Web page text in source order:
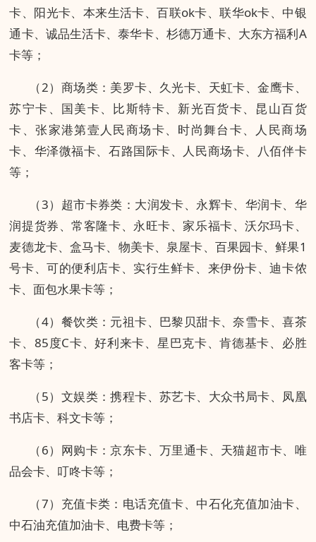
卡、阳光卡、本来生活卡、百联ok卡、联华ok卡、中银
通卡、诚品生活卡、泰华卡、杉德万通卡、大东方福利A
卡等；
（2）商场类：美罗卡、久光卡、天虹卡、金鹰卡、
苏宁卡、国美卡、比斯特卡、新光百货卡、昆山百货
卡、张家港第壹人民商场卡、时尚舞台卡、人民商场
卡、华泽微福卡、石路国际卡、人民商场卡、八佰伴卡
等；
（3）超市卡券类：大润发卡、永辉卡、华润卡、华
润提货券、常客隆卡、永旺卡、家乐福卡、沃尔玛卡、
麦德龙卡、盒马卡、物美卡、泉屋卡、百果园卡、鲜果1
号卡、可的便利店卡、实行生鲜卡、来伊份卡、迪卡侬
卡、面包水果卡等；
（4）餐饮类：元祖卡、巴黎贝甜卡、奈雪卡、喜茶
卡、85度C卡、好利来卡、星巴克卡、肯德基卡、必胜
客卡等；
（5）文娱类：携程卡、苏艺卡、大众书局卡、凤凰
书店卡、科文卡等；
（6）网购卡：京东卡、万里通卡、天猫超市卡、唯
品会卡、叮咚卡等；
（7）充值卡类：电话充值卡、中石化充值加油卡、
中石油充值加油卡、电费卡等；